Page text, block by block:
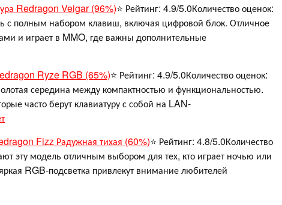
Redragon Veigar (96%)⭐ Рейтинг: 4.9/5.0Количество оценок:
с полным набором клавиш, включая цифровой блок. Отличное
и играет в MMO, где важны дополнительные
Ryze RGB (65%)⭐ Рейтинг: 4.9/5.0Количество оценок:
середина между компактностью и функциональностью.
часто берут клавиатуру с собой на LAN-
Fizz Радужная тихая (60%)⭐ Рейтинг: 4.8/5.0Количество
эту модель отличным выбором для тех, кто играет ночью или
RGB-подсветка привлекут внимание любителей